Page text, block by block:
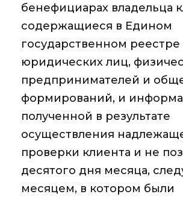
бенефициарах владельца
содержащиеся в Едином
государственном реестре
юридических лиц,
предпринимателей и
формирований, и
полученной в результате
осуществления
проверки клиента и не
десятого дня месяца,
месяцем, в котором были